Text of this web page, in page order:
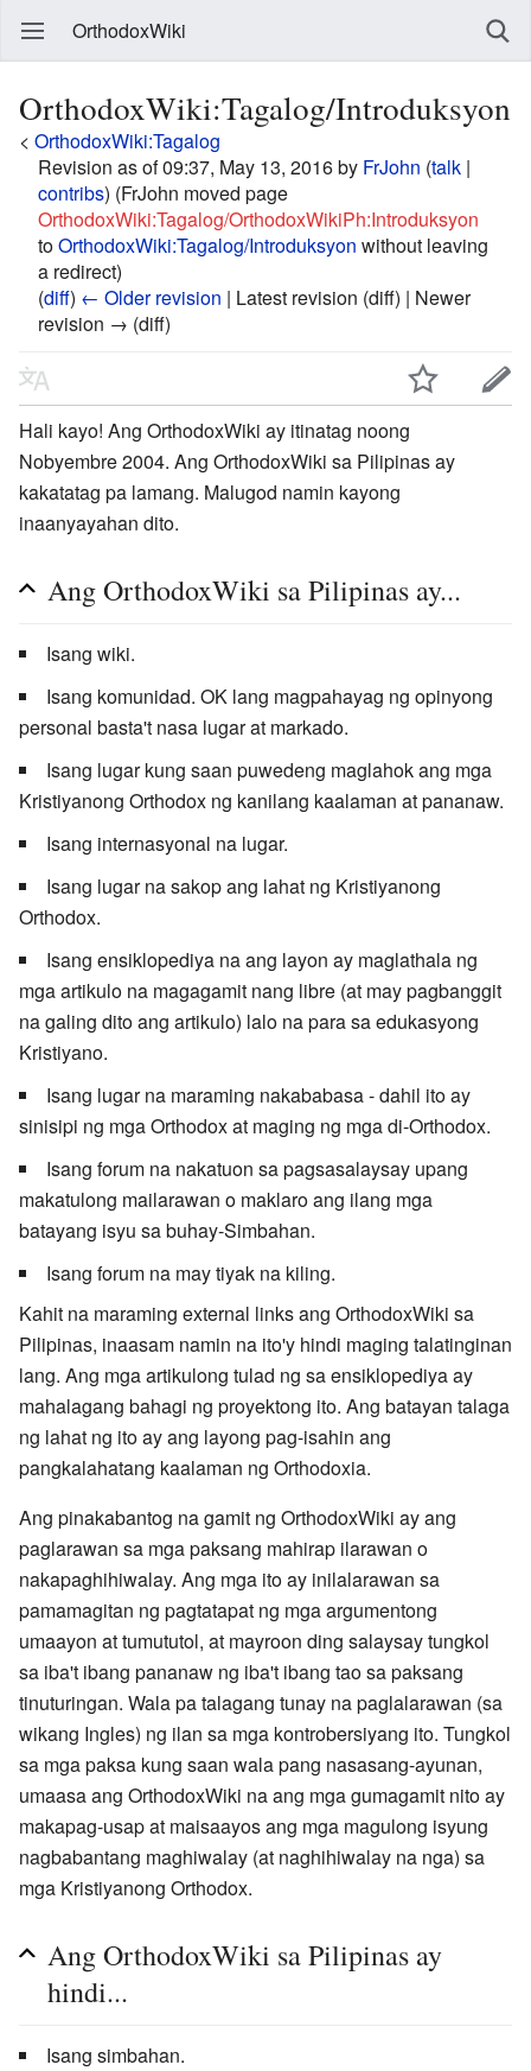
OrthodoxWiki
OrthodoxWiki:Tagalog/Introduksyon
< OrthodoxWiki:Tagalog
Revision as of 09:37, May 13, 2016 by FrJohn (talk |
contribs) (FrJohn moved page
OrthodoxWiki:Tagalog/OrthodoxWikiPh:Introduksyon
toOrthodoxWiki:Tagalog/Introduksyon without leaving
a redirect)
(diff) ← Older revision | Latest revision (diff) | Newer
revision → (diff)
Hali kayo! Ang OrthodoxWiki ay itinatag noong
Nobyembre 2004. Ang OrthodoxWiki sa Pilipinas ay
kakatatag pa lamang. Malugod namin kayong
inaanyayahan dito.
Ang OrthodoxWiki sa Pilipinas ay...
Isang wiki.
Isang komunidad. OK lang magpahayag ng opinyong
personal basta't nasa lugar at markado.
Isang lugar kung saan puwedeng maglahok ang mga
Kristiyanong Orthodox ng kanilang kaalaman at pananaw.
Isang internasyonal na lugar.
Isang lugar na sakop ang lahat ng Kristiyanong
Orthodox.
Isang ensiklopediya na ang layon ay maglathala ng
mga artikulo na magagamit nang libre (at may pagbanggit
na galing dito ang artikulo) lalo na para sa edukasyong
Kristiyano.
Isang lugar na maraming nakababasa - dahil ito ay
sinisipi ng mga Orthodox at maging ng mga di-Orthodox.
Isang forum na nakatuon sa pagsasalaysay upang
makatulong mailarawan o maklaro ang ilang mga
batayang isyu sa buhay-Simbahan.
Isang forum na may tiyak na kiling.
Kahit na maraming external links ang OrthodoxWiki sa
Pilipinas, inaasam namin na ito'y hindi maging talatinginan
lang. Ang mga artikulong tulad ng sa ensiklopediya ay
mahalagang bahagi ng proyektong ito. Ang batayan talaga
ng lahat ng ito ay ang layong pag-isahin ang
pangkalahatang kaalaman ng Orthodoxia.
Ang pinakabantog na gamit ng OrthodoxWiki ay ang
paglarawan sa mga paksang mahirap ilarawan o
nakapaghihiwalay. Ang mga ito ay inilalarawan sa
pamamagitan ng pagtatapat ng mga argumentong
umaayon at tumututol, at mayroon ding salaysay tungkol
sa iba't ibang pananaw ng iba't ibang tao sa paksang
tinuturingan. Wala pa talagang tunay na paglalarawan (sa
wikang Ingles) ng ilan sa mga kontrobersiyang ito. Tungkol
sa mga paksa kung saan wala pang nasasang-ayunan,
umaasa ang OrthodoxWiki na ang mga gumagamit nito ay
makapag-usap at maisaayos ang mga magulong isyung
nagbabantang maghiwalay (at naghihiwalay na nga) sa
mga Kristiyanong Orthodox.
Ang OrthodoxWiki sa Pilipinas ay
hindi...
Isang simbahan.